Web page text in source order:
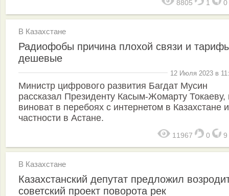
8805 1 0
В Казахстане
Радиофобы причина плохой связи и
дешевые
12 Июля 2023 в
Министр цифрового развития Багдат Мусин
рассказал Президенту Касым-Жомарту Токаеву,
виноват в перебоях с интернетом в Казахстане
частности в Астане.
11967 0 9
В Казахстане
Казахстанский депутат предложил
советский проект поворота рек